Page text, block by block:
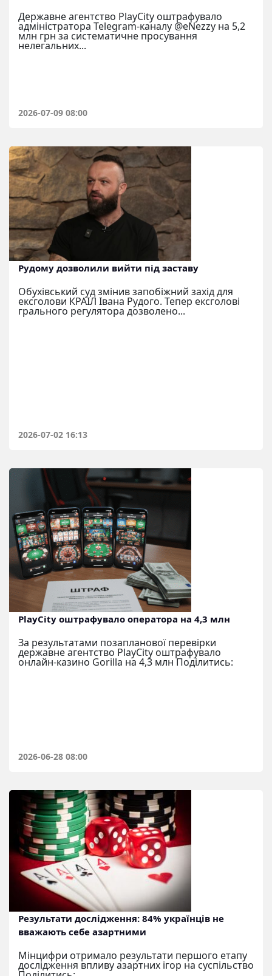
Державне агентство PlayCity оштрафувало
адміністратора Telegram-каналу @eNezzy на 5,2
млн грн за систематичне просування
нелегальних...
2026-07-09 08:00
Рудому дозволили вийти під заставу
Обухівський суд змінив запобіжний захід для
ексголови КРАІЛ Івана Рудого. Тепер ексголові
грального регулятора дозволено...
2026-07-02 16:13
PlayCity оштрафувало оператора на 4,3 млн
За результатами позапланової перевірки
державне агентство PlayCity оштрафувало
онлайн-казино Gorilla на 4,3 млн Поділитись:
2026-06-28 08:00
Результати дослідження: 84% українців не
вважають себе азартними
Мінцифри отримало результати першого етапу
дослідження впливу азартних ігор на суспільство